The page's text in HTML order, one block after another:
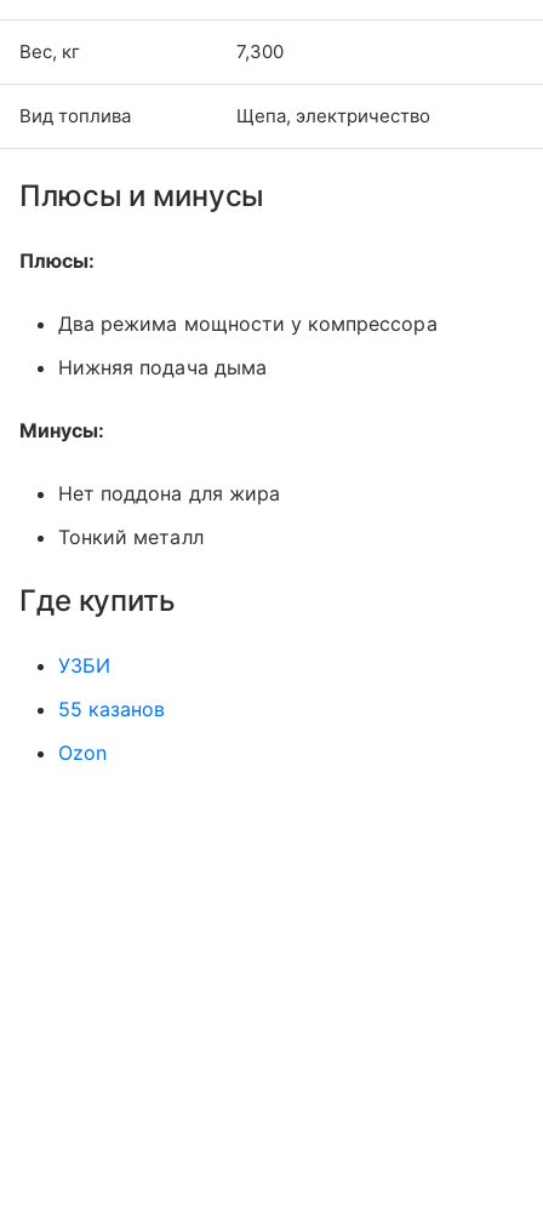
Вес, кг 7,300
Вид топлива Щепа, электричество
Плюсы и минусы
Плюсы:
Два режима мощности у компрессора
Нижняя подача дыма
Минусы:
Нет поддона для жира
Тонкий металл
Где купить
УЗБИ
55 казанов
Ozon